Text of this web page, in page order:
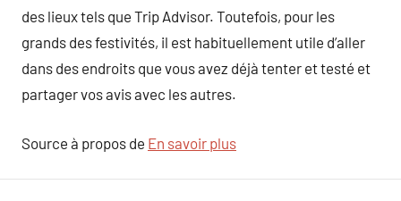
des lieux tels que Trip Advisor. Toutefois, pour les
grands des festivités, il est habituellement utile d’aller
dans des endroits que vous avez déjà tenter et testé et
partager vos avis avec les autres.
Source à propos de En savoir plus